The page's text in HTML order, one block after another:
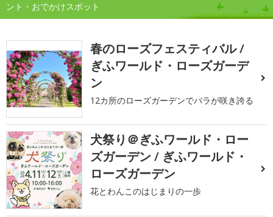
ント・おでかけスポット
春のローズフェスティバル /
ぎふワールド・ローズガーデ
ン
12カ所のローズガーデンでバラが咲き誇る
犬祭り＠ぎふワールド・ロー
ズガーデン / ぎふワールド・
ローズガーデン
花とわんこのはじまりの一歩